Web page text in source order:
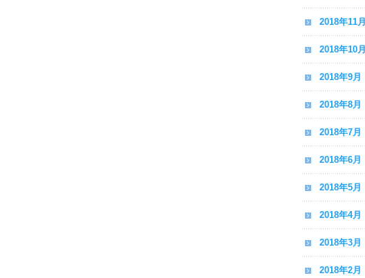
2018年11月
2018年10月
2018年9月
2018年8月
2018年7月
2018年6月
2018年5月
2018年4月
2018年3月
2018年2月